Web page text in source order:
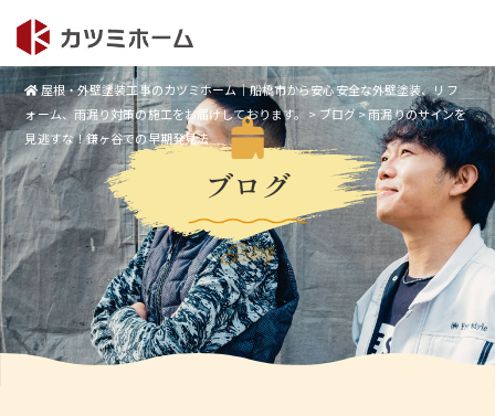
屋根・外壁塗装工事のカツミホーム｜船橋市から安心安全な外壁塗装、リフ
ォーム、雨漏り対策の施工をお届けしております。>ブログ>雨漏りのサインを
見逃すな！鎌ヶ谷での早期発見法
ブログ
Blog